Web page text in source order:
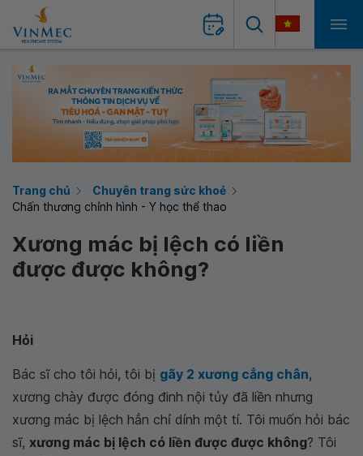
Trang chủ
Chuyên trang sức khoẻ
Chấn thương chỉnh hình - Y học thể thao
Xương mác bị lệch có liền
được được không?
Hỏi
Bác sĩ cho tôi hỏi, tôi bị gãy 2 xương cẳng chân,
xương chày được đóng đinh nội tủy đã liền nhưng
xương mác bị lệch hẳn chỉ dính một tí. Tôi muốn hỏi bác
sĩ, xương mác bị lệch có liền được được không? Tôi